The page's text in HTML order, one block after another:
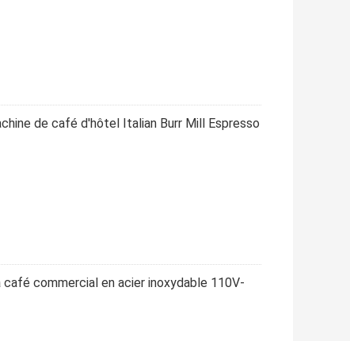
de café d'hôtel Italian Burr Mill Espresso
café commercial en acier inoxydable 110V-